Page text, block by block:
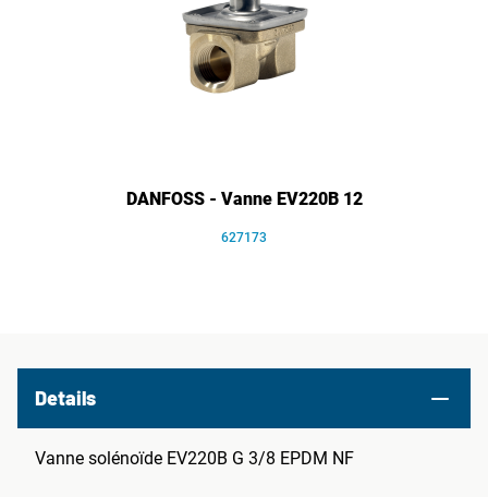
DANFOSS - Vanne EV220B 12
627173
Details
Vanne solénoïde EV220B G 3/8 EPDM NF